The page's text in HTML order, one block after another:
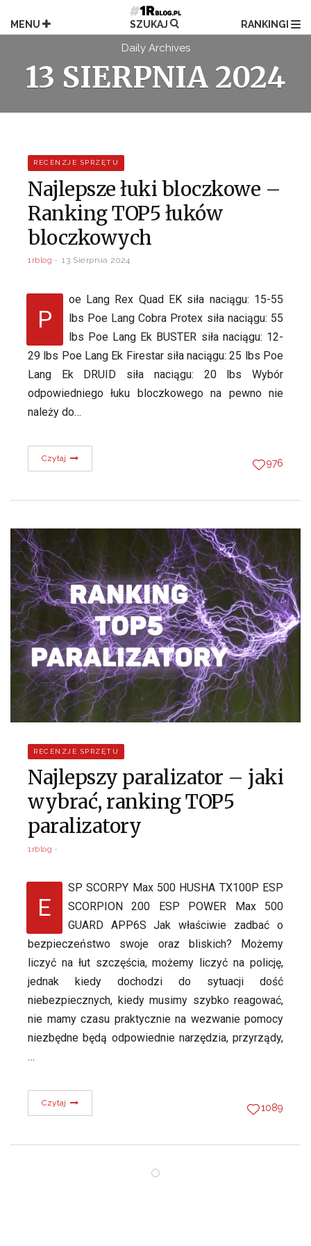
do
treści
MENU SZUKAJ RANKINGI
Daily Archives
13 SIERPNIA 2024
RECENZJE SPRZĘTU
Najlepsze łuki bloczkowe –
Ranking TOP5 łuków
bloczkowych
1rblog 13 Sierpnia 2024
P
oe Lang Rex Quad EK siła naciągu: 15-55
lbs Poe Lang Cobra Protex siła naciągu: 55
lbs Poe Lang Ek BUSTER siła naciągu: 12-
29 lbs Poe Lang Ek Firestar siła naciągu: 25 lbs Poe
Lang Ek DRUID siła naciągu: 20 lbs Wybór
odpowiedniego łuku bloczkowego na pewno nie
należy do…
Czytaj 976
RECENZJE SPRZĘTU
Najlepszy paralizator – jaki
wybrać, ranking TOP5
paralizatory
1rblog
E
SP SCORPY Max 500 HUSHA TX100P ESP
SCORPION 200 ESP POWER Max 500
GUARD APP6S Jak właściwie zadbać o
bezpieczeństwo swoje oraz bliskich? Możemy
liczyć na łut szczęścia, możemy liczyć na policję,
jednak kiedy dochodzi do sytuacji dość
niebezpiecznych, kiedy musimy szybko reagować,
nie mamy czasu praktycznie na wezwanie pomocy
niezbędne będą odpowiednie narzędzia, przyrządy,
…
Czytaj 1089